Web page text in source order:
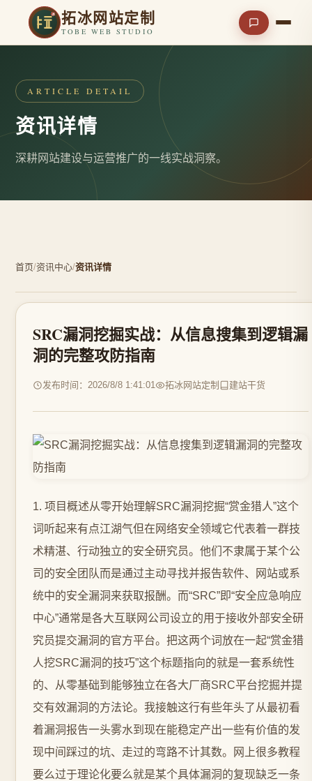
拓冰网站定制
TOBE WEB STUDIO
ARTICLE DETAIL
资讯详情
深耕网站建设与运营推广的一线实战洞察。
首页/资讯中心/资讯详情
SRC漏洞挖掘实战：从信息搜集到逻辑漏
洞的完整攻防指南
发布时间：2026/8/8 1:41:01 拓冰网站定制 建站干货
1. 项目概述从零开始理解SRC漏洞挖掘“赏金猎人”这个
词听起来有点江湖气但在网络安全领域它代表着一群技
术精湛、行动独立的安全研究员。他们不隶属于某个公
司的安全团队而是通过主动寻找并报告软件、网站或系
统中的安全漏洞来获取报酬。而“SRC”即“安全应急响应
中心”通常是各大互联网公司设立的用于接收外部安全研
究员提交漏洞的官方平台。把这两个词放在一起“赏金猎
人挖SRC漏洞的技巧”这个标题指向的就是一套系统性
的、从零基础到能够独立在各大厂商SRC平台挖掘并提
交有效漏洞的方法论。我接触这行有些年头了从最初看
着漏洞报告一头雾水到现在能稳定产出一些有价值的发
现中间踩过的坑、走过的弯路不计其数。网上很多教程
要么过于理论化要么就是某个具体漏洞的复现缺乏一条